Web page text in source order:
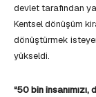
devlet tarafından
Kentsel dönüşüm
dönüştürmek
yükseldi.
“50 bin